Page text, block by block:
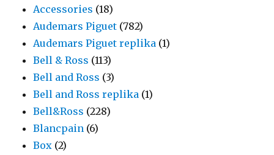
Accessories (18)
Audemars Piguet (782)
Audemars Piguet replika (1)
Bell & Ross (113)
Bell and Ross (3)
Bell and Ross replika (1)
Bell&Ross (228)
Blancpain (6)
Box (2)